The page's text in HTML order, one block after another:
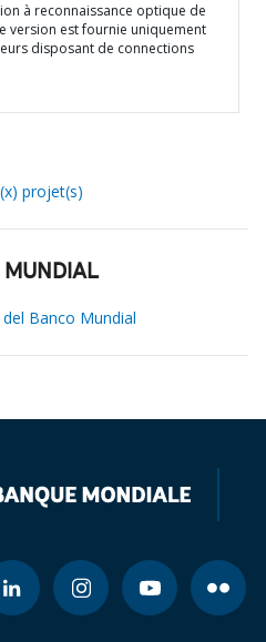
à reconnaissance optique de
version est fournie uniquement
disposant de connections
projet(s)
MUNDIAL
Banco Mundial